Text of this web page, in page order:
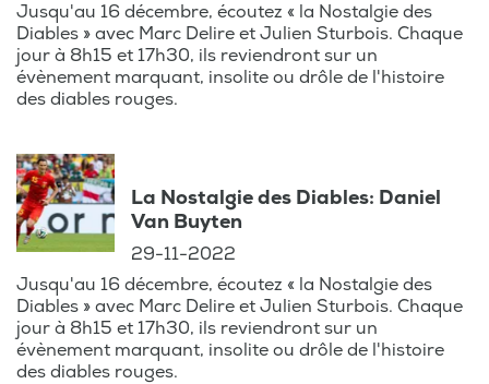
Jusqu'au 16 décembre, écoutez « la Nostalgie des
Diables » avec Marc Delire et Julien Sturbois. Chaque
jour à 8h15 et 17h30, ils reviendront sur un
évènement marquant, insolite ou drôle de l'histoire
des diables rouges.
La Nostalgie des Diables: Daniel
Van Buyten
29-11-2022
Jusqu'au 16 décembre, écoutez « la Nostalgie des
Diables » avec Marc Delire et Julien Sturbois. Chaque
jour à 8h15 et 17h30, ils reviendront sur un
évènement marquant, insolite ou drôle de l'histoire
des diables rouges.